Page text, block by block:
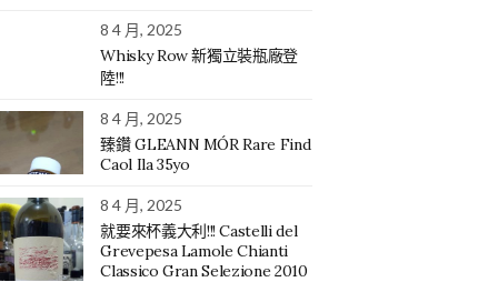
8 4 月, 2025
Whisky Row 新獨立裝瓶廠登
陸!!!
8 4 月, 2025
臻鑽 GLEANN MÓR Rare Find
Caol Ila 35yo
8 4 月, 2025
就要來杯義大利!!! Castelli del
Grevepesa Lamole Chianti
Classico Gran Selezione 2010